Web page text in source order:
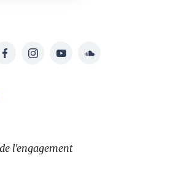
FacebookInstagramYouTubeSoundcloud
de l'engagement